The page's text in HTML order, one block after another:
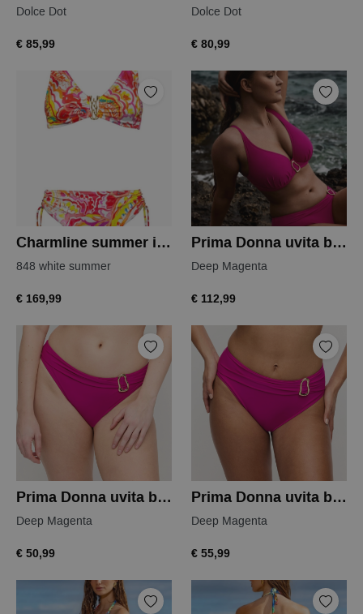
Dolce Dot
€ 85,99
Dolce Dot
€ 80,99
Charmline summer infusion bkini
848 white summer
€ 169,99
Prima Donna uvita bikinitop
Deep Magenta
€ 112,99
Prima Donna uvita bikini slip
Deep Magenta
€ 50,99
Prima Donna uvita bikini slip
Deep Magenta
€ 55,99